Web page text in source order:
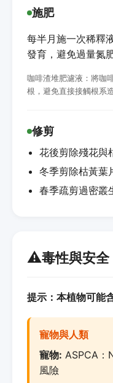
施肥
每半月施一次稀釋
發育，避免過量氮
咖啡渣堆肥濾液：將咖
根，避免直接接觸根系
修剪
花後剪除殘花與
冬季剪除枯黃葉
春季疏剪過密叢
⚠️毒性與安全
提示：本植物可能
寵物與人類
寵物: ASPCA：
風險